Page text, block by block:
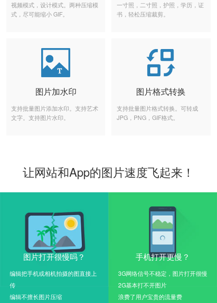
视频模式，设计模式。两种压缩模
式，尽可能缩小 GIF。
一寸照，二寸照，护照，学历，证
书，轻松压缩裁剪。
图片加水印
支持批量图片添加水印。支持艺术
文字。支持图片水印。
图片格式转换
支持批量图片格式转换。可转成
JPG，PNG，GIF格式。
让网站和App的图片速度飞起来！
图片打开很慢吗？
编辑把手机或相机拍摄的图直接上
传
编辑不擅长图片压缩
手机打开更慢？
3G网络信号不稳定，图片打开很慢
2G基本打不开图片
浪费了用户宝贵的流量费